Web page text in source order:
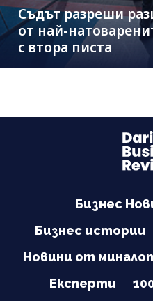
Съдът разреши
от най-
с втора писта
Бизнес
Бизнес истории
Новини от
Експерти